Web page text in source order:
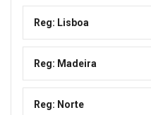
Reg: Lisboa
Reg: Madeira
Reg: Norte